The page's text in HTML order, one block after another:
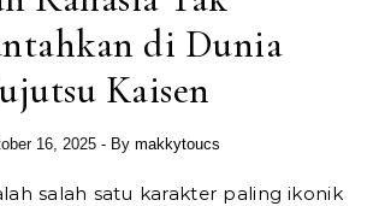
di Dunia
Kaisen
16, 2025 - By makkytoucs